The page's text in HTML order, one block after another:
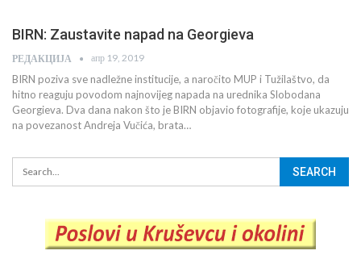
BIRN: Zaustavite napad na Georgieva
РЕДАКЦИЈА апр 19, 2019
BIRN poziva sve nadležne institucije, a naročito MUP i Tužilaštvo, da
hitno reaguju povodom najnovijeg napada na urednika Slobodana
Georgieva. Dva dana nakon što je BIRN objavio fotografije, koje ukazuju
na povezanost Andreja Vučića, brata…